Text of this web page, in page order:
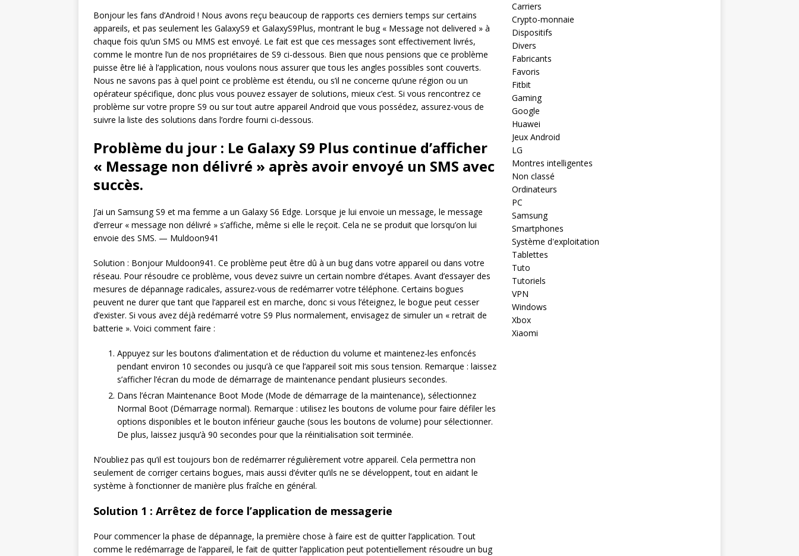
Bonjour les fans d’Android ! Nous avons reçu beaucoup de rapports ces derniers temps sur certains
appareils, et pas seulement les GalaxyS9 et GalaxyS9Plus, montrant le bug « Message not delivered » à
chaque fois qu’un SMS ou MMS est envoyé. Le fait est que ces messages sont effectivement livrés,
comme le montre l’un de nos propriétaires de S9 ci-dessous. Bien que nous pensions que ce problème
puisse être lié à l’application, nous voulons nous assurer que tous les angles possibles sont couverts.
Nous ne savons pas à quel point ce problème est étendu, ou s’il ne concerne qu’une région ou un
opérateur spécifique, donc plus vous pouvez essayer de solutions, mieux c’est. Si vous rencontrez ce
problème sur votre propre S9 ou sur tout autre appareil Android que vous possédez, assurez-vous de
suivre la liste des solutions dans l’ordre fourni ci-dessous.
Problème du jour : Le Galaxy S9 Plus continue d’afficher
« Message non délivré » après avoir envoyé un SMS avec
succès.
J’ai un Samsung S9 et ma femme a un Galaxy S6 Edge. Lorsque je lui envoie un message, le message
d’erreur « message non délivré » s’affiche, même si elle le reçoit. Cela ne se produit que lorsqu’on lui
envoie des SMS. — Muldoon941
Solution : Bonjour Muldoon941. Ce problème peut être dû à un bug dans votre appareil ou dans votre
réseau. Pour résoudre ce problème, vous devez suivre un certain nombre d’étapes. Avant d’essayer des
mesures de dépannage radicales, assurez-vous de redémarrer votre téléphone. Certains bogues
peuvent ne durer que tant que l’appareil est en marche, donc si vous l’éteignez, le bogue peut cesser
d’exister. Si vous avez déjà redémarré votre S9 Plus normalement, envisagez de simuler un « retrait de
batterie ». Voici comment faire :
Appuyez sur les boutons d’alimentation et de réduction du volume et maintenez-les enfoncés
pendant environ 10 secondes ou jusqu’à ce que l’appareil soit mis sous tension. Remarque : laissez
s’afficher l’écran du mode de démarrage de maintenance pendant plusieurs secondes.
Dans l’écran Maintenance Boot Mode (Mode de démarrage de la maintenance), sélectionnez
Normal Boot (Démarrage normal). Remarque : utilisez les boutons de volume pour faire défiler les
options disponibles et le bouton inférieur gauche (sous les boutons de volume) pour sélectionner.
De plus, laissez jusqu’à 90 secondes pour que la réinitialisation soit terminée.
N’oubliez pas qu’il est toujours bon de redémarrer régulièrement votre appareil. Cela permettra non
seulement de corriger certains bogues, mais aussi d’éviter qu’ils ne se développent, tout en aidant le
système à fonctionner de manière plus fraîche en général.
Solution 1 : Arrêtez de force l’application de messagerie
Pour commencer la phase de dépannage, la première chose à faire est de quitter l’application. Tout
comme le redémarrage de l’appareil, le fait de quitter l’application peut potentiellement résoudre un bug
Carriers
Crypto-monnaie
Dispositifs
Divers
Fabricants
Favoris
Fitbit
Gaming
Google
Huawei
Jeux Android
LG
Montres intelligentes
Non classé
Ordinateurs
PC
Samsung
Smartphones
Système d'exploitation
Tablettes
Tuto
Tutoriels
VPN
Windows
Xbox
Xiaomi